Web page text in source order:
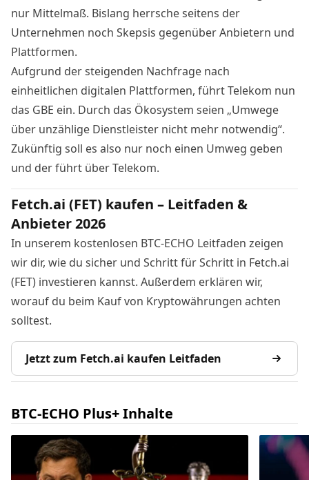
nur Mittelmaß. Bislang herrsche seitens der
Unternehmen noch Skepsis gegenüber Anbietern und
Plattformen.
Aufgrund der steigenden Nachfrage nach
einheitlichen digitalen Plattformen, führt Telekom nun
das GBE ein. Durch das Ökosystem seien „Umwege
über unzählige Dienstleister nicht mehr notwendig“.
Zukünftig soll es also nur noch einen Umweg geben
und der führt über Telekom.
Fetch.ai (FET) kaufen – Leitfaden &
Anbieter 2026
In unserem kostenlosen BTC-ECHO Leitfaden zeigen
wir dir, wie du sicher und Schritt für Schritt in Fetch.ai
(FET) investieren kannst. Außerdem erklären wir,
worauf du beim Kauf von Kryptowährungen achten
solltest.
Jetzt zum Fetch.ai kaufen Leitfaden
BTC-ECHO Plus+ Inhalte